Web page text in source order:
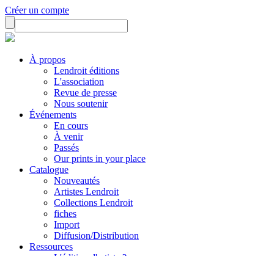
Créer un compte
À propos
Lendroit éditions
L'association
Revue de presse
Nous soutenir
Événements
En cours
À venir
Passés
Our prints in your place
Catalogue
Nouveautés
Artistes Lendroit
Collections Lendroit
fiches
Import
Diffusion/Distribution
Ressources